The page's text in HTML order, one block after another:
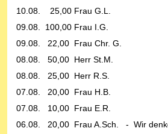
10.08. 25,00 Frau G.L.
09.08. 100,00 Frau I.G.
09.08. 22,00 Frau Chr. G.
08.08. 50,00 Herr St.M.
08.08. 25,00 Herr R.S.
07.08. 20,00 Frau H.B.
07.08. 10,00 Frau E.R.
06.08. 20,00 Frau A.Sch. - Wir